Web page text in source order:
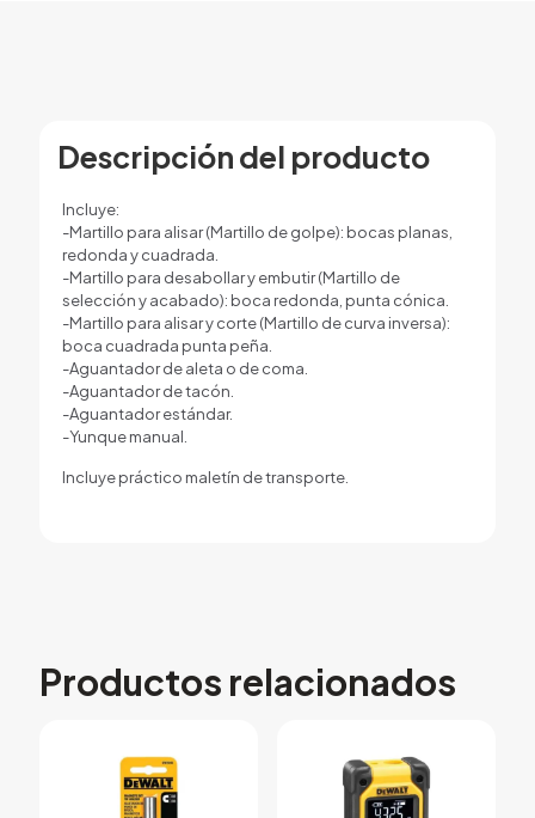
Descripción del producto
Incluye:
-Martillo para alisar (Martillo de golpe): bocas planas,
redonda y cuadrada.
-Martillo para desabollar y embutir (Martillo de
selección y acabado): boca redonda, punta cónica.
-Martillo para alisar y corte (Martillo de curva inversa):
boca cuadrada punta peña.
-Aguantador de aleta o de coma.
-Aguantador de tacón.
-Aguantador estándar.
-Yunque manual.
Incluye práctico maletín de transporte.
Productos relacionados